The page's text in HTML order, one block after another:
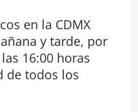
en la CDMX
y tarde, por
16:00 horas
de todos los